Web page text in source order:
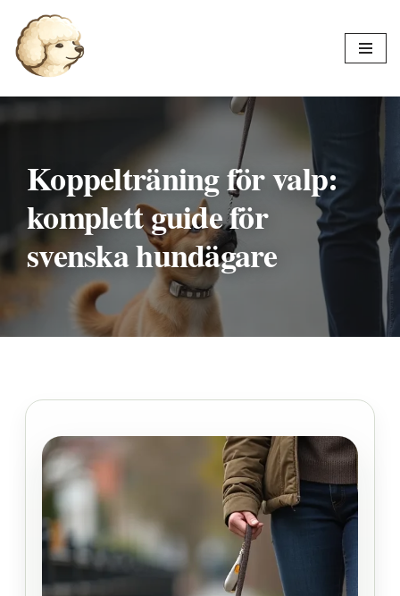
Hoppa
till
Koppelträning för valp:
komplett guide för
svenska hundägare